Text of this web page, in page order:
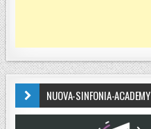
NUOVA-SINFONIA-ACADEMY